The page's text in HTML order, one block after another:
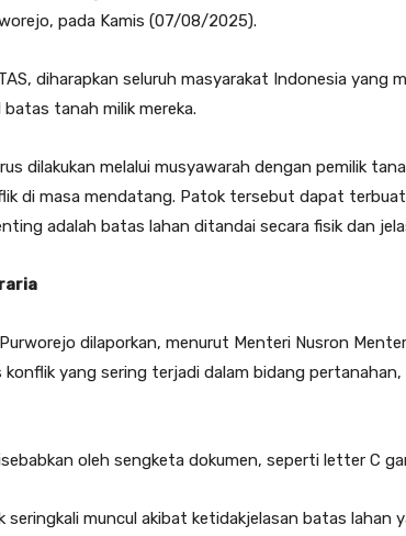
pada Kamis (07/08/2025).
diharapkan seluruh masyarakat Indonesia yang
tanah milik mereka.
dilakukan melalui musyawarah dengan pemilik
di masa mendatang. Patok tersebut dapat terbuat
adalah batas lahan ditandai secara fisik dan
dilaporkan, menurut Menteri Nusron
yang sering terjadi dalam bidang
oleh sengketa dokumen, seperti letter C
seringkali muncul akibat ketidakjelasan batas lahan